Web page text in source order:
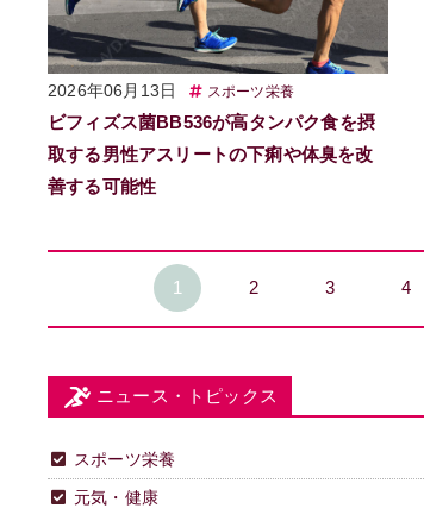
2026年06月13日 スポーツ栄養
ビフィズス菌BB536が高タンパク食を摂
取する男性アスリートの下痢や体臭を改
善する可能性
1 2 3 4
ニュース・トピックス
スポーツ栄養
元気・健康